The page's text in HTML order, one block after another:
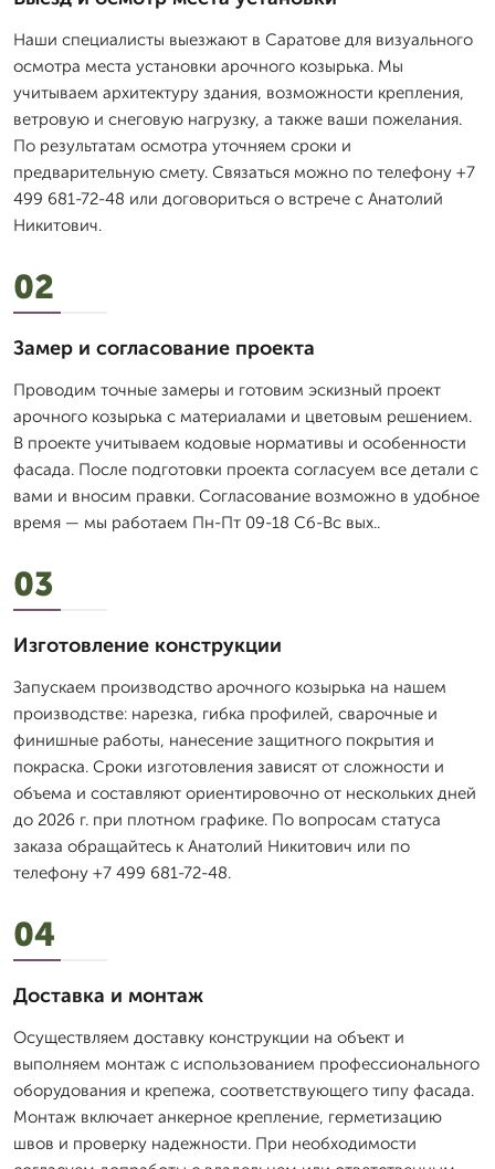
Наши специалисты выезжают в Саратове для визуального
осмотра места установки арочного козырька. Мы
учитываем архитектуру здания, возможности крепления,
ветровую и снеговую нагрузку, а также ваши пожелания.
По результатам осмотра уточняем сроки и
предварительную смету. Связаться можно по телефону +7
499 681-72-48 или договориться о встрече с Анатолий
Никитович.
02
Замер и согласование проекта
Проводим точные замеры и готовим эскизный проект
арочного козырька с материалами и цветовым решением.
В проекте учитываем кодовые нормативы и особенности
фасада. После подготовки проекта согласуем все детали с
вами и вносим правки. Согласование возможно в удобное
время — мы работаем Пн-Пт 09-18 Сб-Вс вых..
03
Изготовление конструкции
Запускаем производство арочного козырька на нашем
производстве: нарезка, гибка профилей, сварочные и
финишные работы, нанесение защитного покрытия и
покраска. Сроки изготовления зависят от сложности и
объема и составляют ориентировочно от нескольких дней
до 2026 г. при плотном графике. По вопросам статуса
заказа обращайтесь к Анатолий Никитович или по
телефону +7 499 681-72-48.
04
Доставка и монтаж
Осуществляем доставку конструкции на объект и
выполняем монтаж с использованием профессионального
оборудования и крепежа, соответствующего типу фасада.
Монтаж включает анкерное крепление, герметизацию
швов и проверку надежности. При необходимости